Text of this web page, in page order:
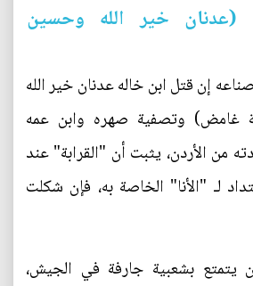
(عدنان خير الله وحسين
إن قتل ابن خاله عدنان خير الله
غامض) وتصفية صهره وابن عمه
من الأردن، يثبت أن "القرابة" عند
لـ "الأنا" الخاصة به، فإن شكلت
يتمتع بشعبية جارفة في الجيش،